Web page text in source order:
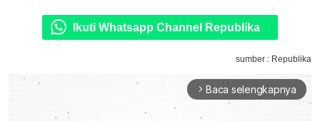
Ikuti Whatsapp Channel Republika
sumber : Republika
arrow_forward_ios Baca selengkapnya